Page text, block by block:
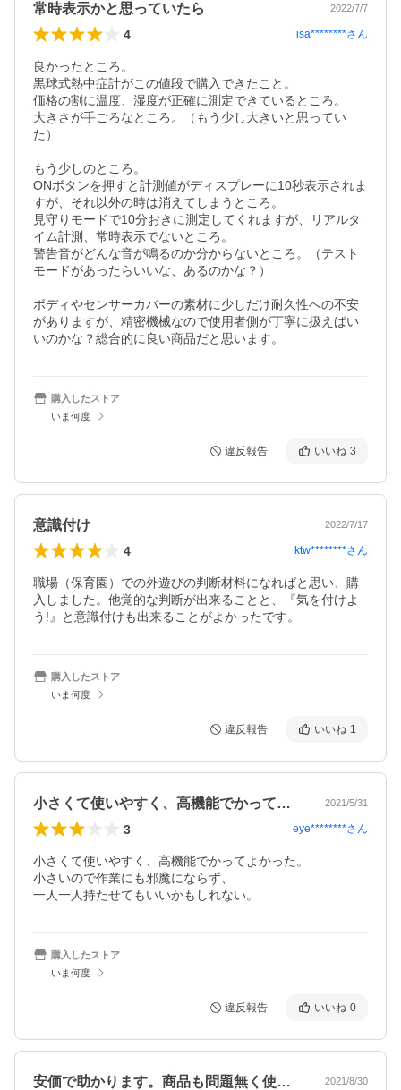
常時表示かと思っていたら 2022/7/7
4 isa********さん
良かったところ。
黒球式熱中症計がこの値段で購入できたこと。
価格の割に温度、湿度が正確に測定できているところ。
大きさが手ごろなところ。（もう少し大きいと思ってい
た）
もう少しのところ。
ONボタンを押すと計測値がディスプレーに10秒表示されま
すが、それ以外の時は消えてしまうところ。
見守りモードで10分おきに測定してくれますが、リアルタ
イム計測、常時表示でないところ。
警告音がどんな音が鳴るのか分からないところ。（テスト
モードがあったらいいな、あるのかな？）
ボディやセンサーカバーの素材に少しだけ耐久性への不安
がありますが、精密機械なので使用者側が丁寧に扱えばい
いのかな？総合的に良い商品だと思います。
購入したストア
いま何度
違反報告 いいね 3
意識付け 2022/7/17
4 ktw********さん
職場（保育園）での外遊びの判断材料になればと思い、購
入しました。他覚的な判断が出来ることと、『気を付けよ
う!』と意識付けも出来ることがよかったです。
購入したストア
いま何度
違反報告 いいね 1
小さくて使いやすく、高機能でかってよか… 2021/5/31
3 eye********さん
小さくて使いやすく、高機能でかってよかった。
小さいので作業にも邪魔にならず、
一人一人持たせてもいいかもしれない。
購入したストア
いま何度
違反報告 いいね 0
安価で助かります。商品も問題無く使って… 2021/8/30